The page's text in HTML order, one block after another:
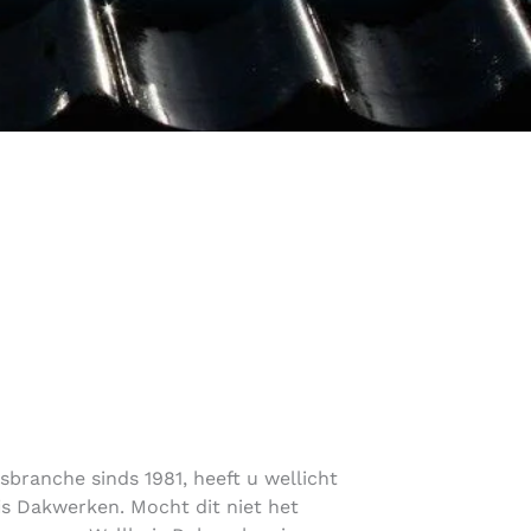
sinds 1981, heeft u wellicht
Dakwerken. Mocht dit niet het